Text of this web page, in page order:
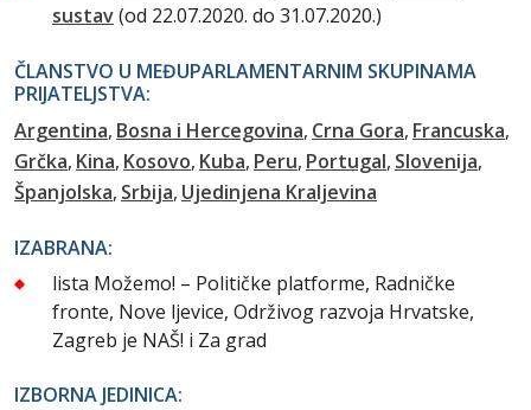
sustav(od 22.07.2020. do 31.07.2020.)
ČLANSTVO U MEĐUPARLAMENTARNIM SKUPINAMA
PRIJATELJSTVA:
Argentina Bosna i Hercegovina Crna Gora Francuska
Grčka Kina Kosovo Kuba Peru Portugal Slovenija
Španjolska Srbija Ujedinjena Kraljevina
IZABRANA:
lista Možemo! – Političke platforme, Radničke
fronte, Nove ljevice, Održivog razvoja Hrvatske,
Zagreb je NAŠ! i Za grad
IZBORNA JEDINICA: